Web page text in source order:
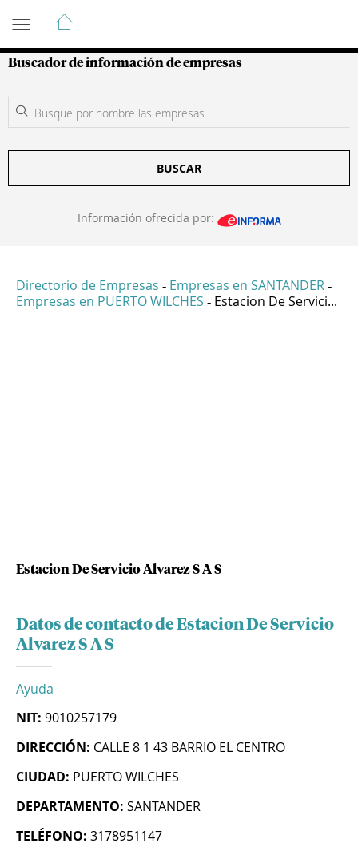
Guía de Empresas Colombianas
Buscador de información de empresas
BUSCAR
Información ofrecida por:
Directorio de Empresas - Empresas en SANTANDER -
Empresas en PUERTO WILCHES - Estacion De Servici...
Estacion De Servicio Alvarez S A S
Datos de contacto de Estacion De Servicio
Alvarez S A S
Ayuda
NIT: 9010257179
DIRECCIÓN: CALLE 8 1 43 BARRIO EL CENTRO
CIUDAD: PUERTO WILCHES
DEPARTAMENTO: SANTANDER
TELÉFONO: 3178951147